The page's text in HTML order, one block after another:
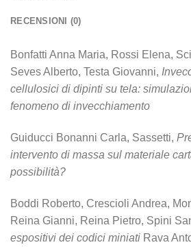
RECENSIONI (0)
Bonfatti Anna Maria, Rossi Elena,
Seves Alberto, Testa Giovanni,
cellulosici di dipinti su tela:
fenomeno di invecchiamento
Guiducci Bonanni Carla, Sassetti,
intervento di massa sul materiale
possibilità?
Boddi Roberto, Crescioli Andrea,
Reina Gianni, Reina Pietro, Spini
espositivi dei codici miniati Rava